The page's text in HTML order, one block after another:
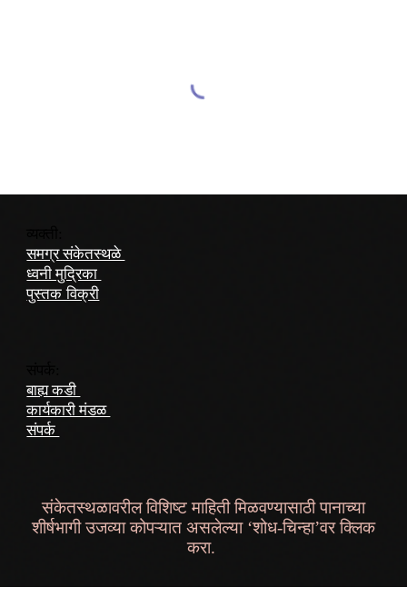
समग्र संकेतस्थळे
ध्वनी मुद्रिका
पुस्तक विक्री
बाह्य कडी
कार्यकारी मंडळ
संपर्क
संकेतस्थळावरील विशिष्ट माहिती मिळवण्यासाठी पानाच्या
शीर्षभागी उजव्या कोपऱ्यात असलेल्या ‘शोध-चिन्हा’वर क्लिक
करा.